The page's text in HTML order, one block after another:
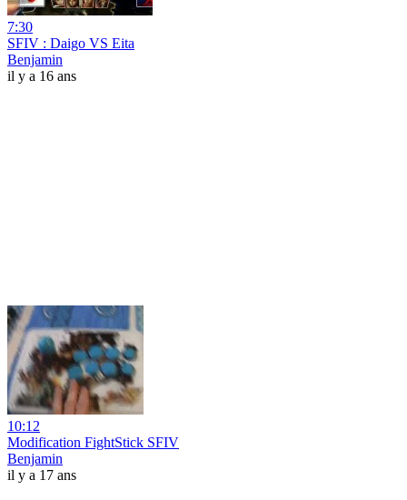
7:30
SFIV : Daigo VS Eita
Benjamin
il y a 16 ans
10:12
Modification FightStick SFIV
Benjamin
il y a 17 ans